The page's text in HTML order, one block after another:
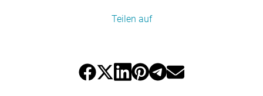
Teilen auf